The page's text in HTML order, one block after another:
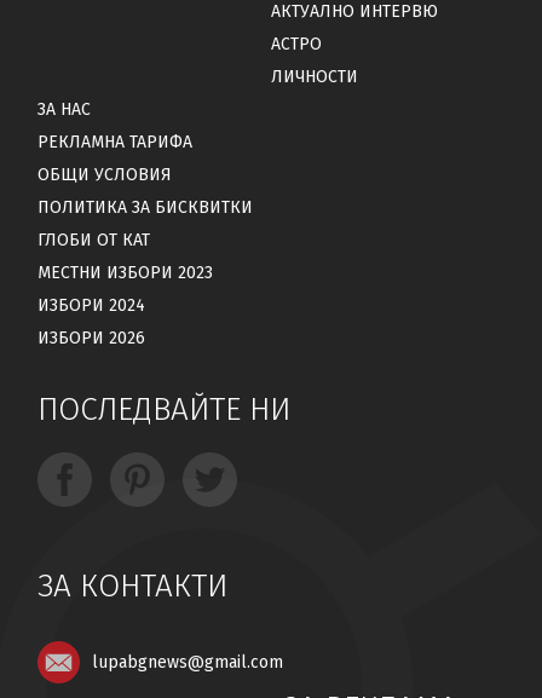
АКТУАЛНО ИНТЕРВЮ
АСТРО
ЛИЧНОСТИ
ЗА НАС
РЕКЛАМНА ТАРИФА
ОБЩИ УСЛОВИЯ
ПОЛИТИКА ЗА БИСКВИТКИ
ГЛОБИ ОТ КАТ
МЕСТНИ ИЗБОРИ 2023
ИЗБОРИ 2024
ИЗБОРИ 2026
ПОСЛЕДВАЙТЕ НИ
ЗА КОНТАКТИ
lupabgnews@gmail.com